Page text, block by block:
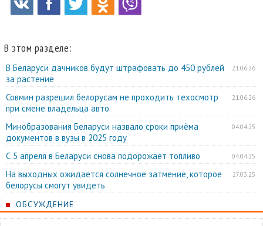
В этом разделе:
21.06.26
В Беларуси дачников будут штрафовать до 450 рублей
за растение
21.06.26
Совмин разрешил белорусам не проходить техосмотр
при смене владельца авто
04.04.25
Минобразования Беларуси назвало сроки приёма
документов в вузы в 2025 году
04.04.25
С 5 апреля в Беларуси снова подорожает топливо
27.03.25
На выходных ожидается солнечное затмение, которое
белорусы смогут увидеть
ОБСУЖДЕНИЕ